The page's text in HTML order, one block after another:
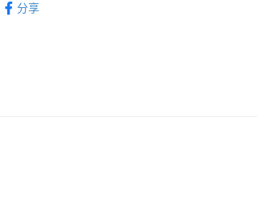
每筆HK$50.00，滿HK$499.00或以上免運費
分享